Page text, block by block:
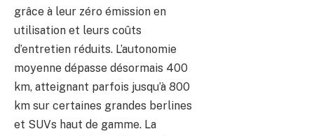
grâce à leur zéro émission en
utilisation et leurs coûts
d’entretien réduits. L’autonomie
moyenne dépasse désormais 400
km, atteignant parfois jusqu’à 800
km sur certaines grandes berlines
et SUVs haut de gamme. La